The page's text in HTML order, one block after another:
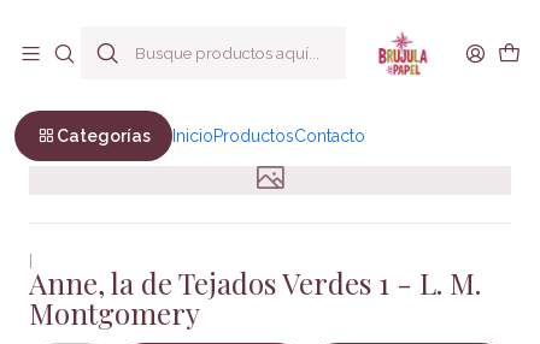
Categorías InicioProductosContacto
|
Anne, la de Tejados Verdes 1 - L. M.
Montgomery